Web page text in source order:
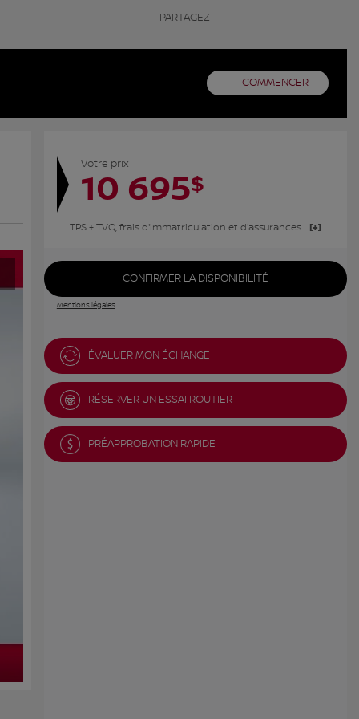
PARTAGEZ
COMMENCER
Votre prix
10 695$
TPS + TVQ, frais d'immatriculation et d'assurances non inclus.
CONFIRMER LA DISPONIBILITÉ
Mentions légales
ÉVALUER MON ÉCHANGE
RÉSERVER UN ESSAI ROUTIER
PRÉAPPROBATION RAPIDE